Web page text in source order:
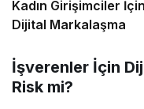
Kadın Girişimciler İçin
Dijital Markalaşma
İşverenler İçin
Risk mi?